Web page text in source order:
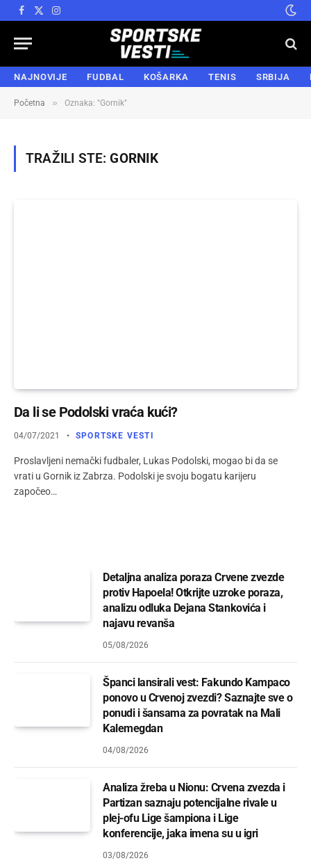
Facebook
X
Instagram
NAJNOVIJE FUDBAL KOŠARKA TENIS SRBIJA
Početna » Oznaka: "Gornik"
TRAŽILI STE:GORNIK
Da li se Podolski vraća kući?
04/07/2021 SPORTSKE VESTI
Proslavljeni nemački fudbaler, Lukas Podolski, mogao bi da se
vrati u Gornik iz Zabrza. Podolski je svoju bogatu karijeru
započeo…
Detaljna analiza poraza Crvene zvezde
protiv Hapoela! Otkrijte uzroke poraza,
analizu odluka Dejana Stankovića i
najavu revanša
05/08/2026
Španci lansirali vest: Fakundo Kampaco
ponovo u Crvenoj zvezdi? Saznajte sve o
ponudi i šansama za povratak na Mali
Kalemegdan
04/08/2026
Analiza žreba u Nionu: Crvena zvezda i
Partizan saznaju potencijalne rivale u
plej-ofu Lige šampiona i Lige
konferencije, jaka imena su u igri
03/08/2026